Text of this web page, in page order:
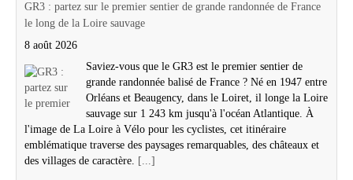
GR3 : partez sur le premier sentier de grande randonnée de France
le long de la Loire sauvage
8 août 2026
Saviez-vous que le GR3 est le premier sentier de
grande randonnée balisé de France ? Né en 1947 entre
Orléans et Beaugency, dans le Loiret, il longe la Loire
sauvage sur 1 243 km jusqu'à l'océan Atlantique. À
l'image de La Loire à Vélo pour les cyclistes, cet itinéraire
emblématique traverse des paysages remarquables, des châteaux et
des villages de caractère. [...]